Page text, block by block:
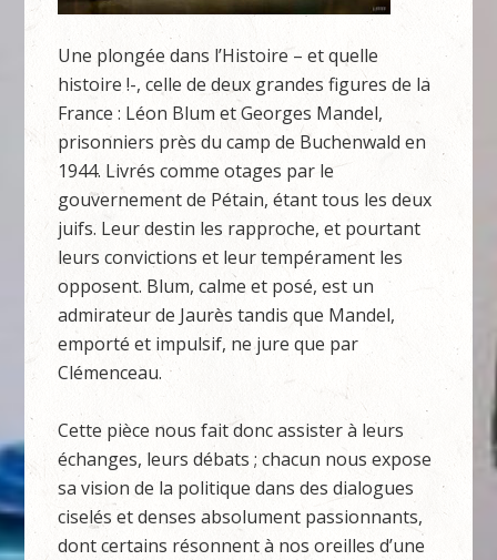
Une plongée dans l’Histoire – et quelle
histoire !-, celle de deux grandes figures de la
France : Léon Blum et Georges Mandel,
prisonniers près du camp de Buchenwald en
1944. Livrés comme otages par le
gouvernement de Pétain, étant tous les deux
juifs. Leur destin les rapproche, et pourtant
leurs convictions et leur tempérament les
opposent. Blum, calme et posé, est un
admirateur de Jaurès tandis que Mandel,
emporté et impulsif, ne jure que par
Clémenceau.
Cette pièce nous fait donc assister à leurs
échanges, leurs débats ; chacun nous expose
sa vision de la politique dans des dialogues
ciselés et denses absolument passionnants,
dont certains résonnent à nos oreilles d’une